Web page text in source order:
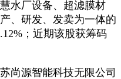
水厂设备、超滤膜材
、研发、发卖为一体的
；近期该股获筹码
源智能科技无限公司